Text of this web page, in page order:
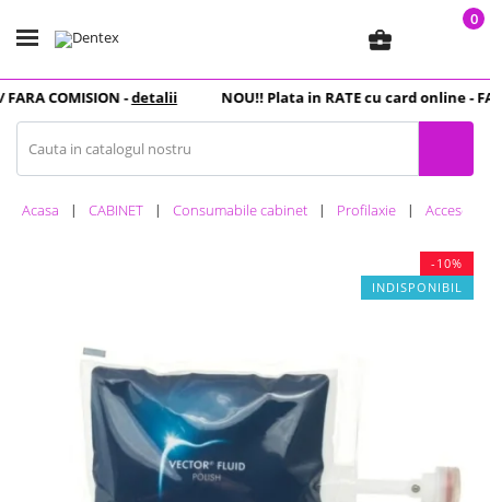
business_center
0
COMISION -detalii NOU!! Plata inRATEcu card online -
Acasa CABINET Consumabile cabinet Profilaxie Accesorii
-10%
INDISPONIBIL